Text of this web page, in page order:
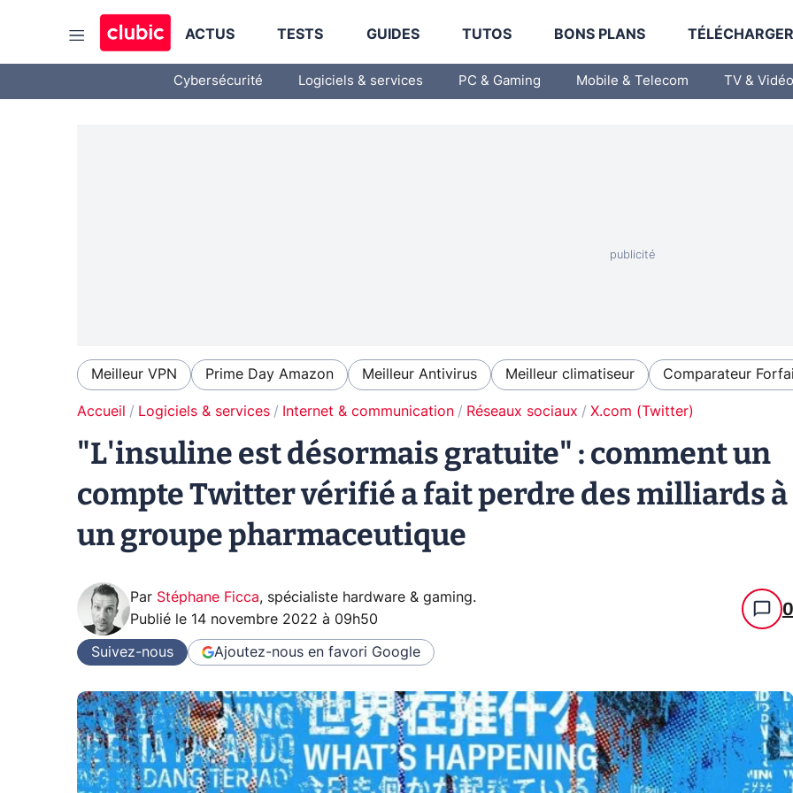
ACTUS TESTS GUIDES TUTOS BONS PLANS
Cybersécurité Logiciels & services PC & Gaming Mobile & Telecom TV & Vidéo
Meilleur VPN Prime Day Amazon Meilleur Antivirus Meilleur climatiseur Comparateur
Accueil Logiciels & services Internet & communication Réseaux sociaux X.com (Twitter)
"L'insuline est désormais gratuite" : comment un
compte Twitter vérifié a fait perdre des milliards à
un groupe pharmaceutique
Par Stéphane Ficca, spécialiste hardware & gaming.
Publié le 14 novembre 2022 à 09h50 0
Suivez-nous Ajoutez-nous en favori Google